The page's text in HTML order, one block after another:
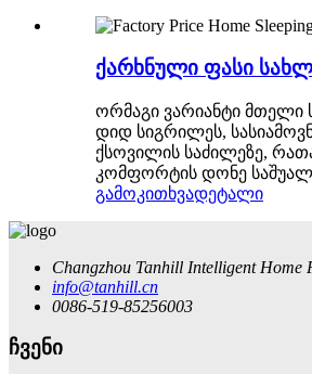
ქარხნული ფასი
ორმაგი ვარიანტი მთელი
დიდ სიგრილეს,
ქსოვილის საძილეზე,
კომფორტის დონე
გამოკითხვადეტალი
Changzhou Tanhill Intelligent Home
info@tanhill.cn
0086-519-85256003
ჩვენი